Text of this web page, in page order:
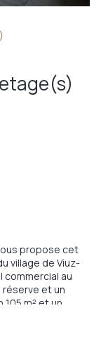
421.82 m² 3 etage(s)
vous propose cet
village de Viuz-
commercial au
réserve et un
m² et un
aux
Le prix